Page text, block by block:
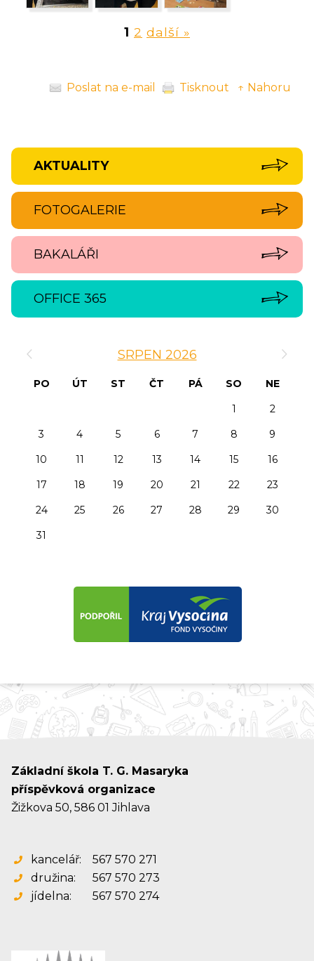
1 2 další »
Poslat na e-mail Tisknout ↑ Nahoru
AKTUALITY
FOTOGALERIE
BAKALÁŘI
OFFICE 365
SRPEN 2026
PO ÚT ST ČT PÁ SO
NE
1
2
3
4 5 6 7 8
9
10
11 12 13 14 15
16
17
18 19 20 21 22
23
24
25 26 27 28 29
30
31
Základní škola T. G. Masaryka
příspěvková organizace
Žižkova 50, 586 01 Jihlava
kancelář:
567 570 271
družina:
567 570 273
jídelna:
567 570 274